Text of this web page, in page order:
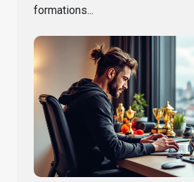
formations...